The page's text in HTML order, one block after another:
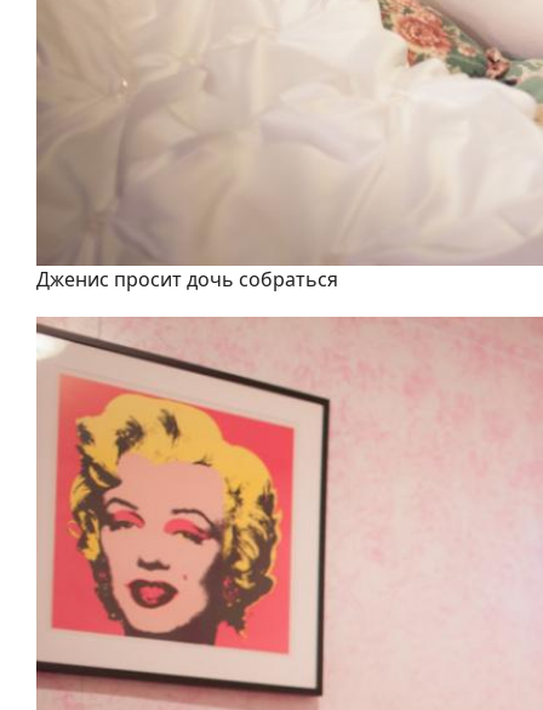
Дженис просит дочь собраться